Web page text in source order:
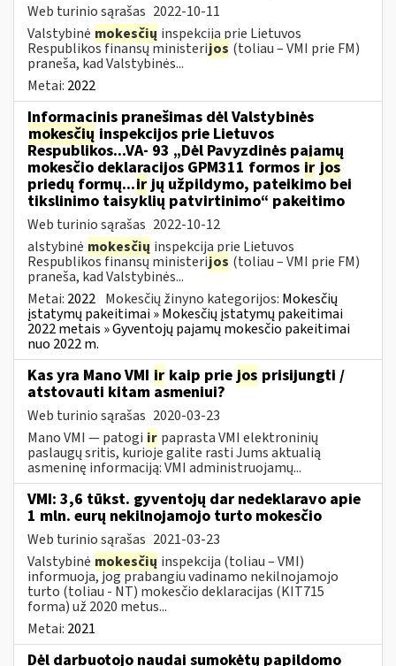
Web turinio sąrašas 2022-10-11
Valstybinė mokesčių inspekcija prie Lietuvos
Respublikos finansų ministerijos (toliau – VMI prie FM)
praneša, kad Valstybinės...
Metai: 2022
Informacinis pranešimas dėl Valstybinės
mokesčių inspekcijos prie Lietuvos
Respublikos...VA- 93 „Dėl Pavyzdinės pajamų
mokesčio deklaracijos GPM311 formos ir jos
priedų formų...irjų užpildymo, pateikimo bei
tikslinimo taisyklių patvirtinimo“ pakeitimo
Web turinio sąrašas 2022-10-12
alstybinė mokesčių inspekcija prie Lietuvos
Respublikos finansų ministerijos (toliau – VMI prie FM)
praneša, kad Valstybinės...
Metai: 2022 Mokesčių žinyno kategorijos: Mokesčių
įstatymų pakeitimai » Mokesčių įstatymų pakeitimai
2022 metais » Gyventojų pajamų mokesčio pakeitimai
nuo 2022 m.
Kas yra Mano VMI ir kaip prie jos prisijungti /
atstovauti kitam asmeniui?
Web turinio sąrašas 2020-03-23
Mano VMI — patogi ir paprasta VMI elektroninių
paslaugų sritis, kurioje galite rasti Jums aktualią
asmeninę informaciją: VMI administruojamų...
VMI: 3,6 tūkst. gyventojų dar nedeklaravo apie
1 mln. eurų nekilnojamojo turto mokesčio
Web turinio sąrašas 2021-03-23
Valstybinė mokesčių inspekcija (toliau – VMI)
informuoja, jog prabangiu vadinamo nekilnojamojo
turto (toliau - NT) mokesčio deklaracijas (KIT715
forma) už 2020 metus...
Metai: 2021
Dėl darbuotojo naudai sumokėtų papildomo